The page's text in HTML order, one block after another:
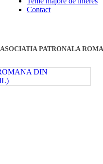
Contact
ASOCIATIA PATRONALA